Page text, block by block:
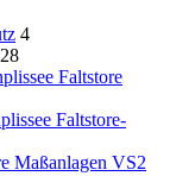
4
Faltstore
Faltstore-
Maßanlagen VS2